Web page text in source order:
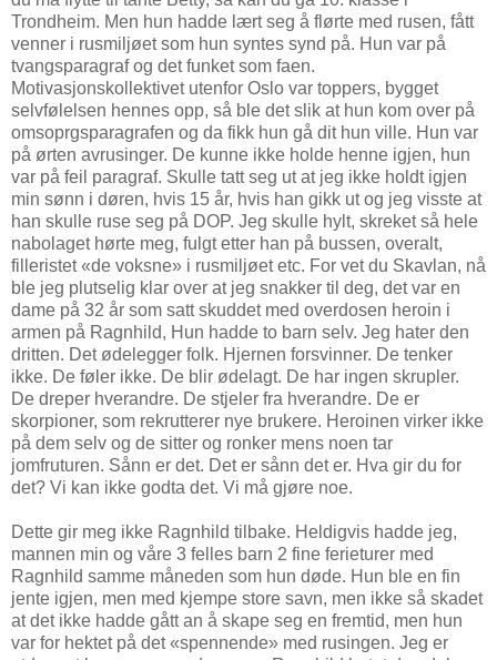
Trondheim. Men hun hadde lært seg å flørte med rusen, fått
venner i rusmiljøet som hun syntes synd på. Hun var på
tvangsparagraf og det funket som faen.
Motivasjonskollektivet utenfor Oslo var toppers, bygget
selvfølelsen hennes opp, så ble det slik at hun kom over på
omsoprgsparagrafen og da fikk hun gå dit hun ville. Hun var
på ørten avrusinger. De kunne ikke holde henne igjen, hun
var på feil paragraf. Skulle tatt seg ut at jeg ikke holdt igjen
min sønn i døren, hvis 15 år, hvis han gikk ut og jeg visste at
han skulle ruse seg på DOP. Jeg skulle hylt, skreket så hele
nabolaget hørte meg, fulgt etter han på bussen, overalt,
filleristet «de voksne» i rusmiljøet etc. For vet du Skavlan, nå
ble jeg plutselig klar over at jeg snakker til deg, det var en
dame på 32 år som satt skuddet med overdosen heroin i
armen på Ragnhild, Hun hadde to barn selv. Jeg hater den
dritten. Det ødelegger folk. Hjernen forsvinner. De tenker
ikke. De føler ikke. De blir ødelagt. De har ingen skrupler.
De dreper hverandre. De stjeler fra hverandre. De er
skorpioner, som rekrutterer nye brukere. Heroinen virker ikke
på dem selv og de sitter og ronker mens noen tar
jomfruturen. Sånn er det. Det er sånn det er. Hva gir du for
det? Vi kan ikke godta det. Vi må gjøre noe.
Dette gir meg ikke Ragnhild tilbake. Heldigvis hadde jeg,
mannen min og våre 3 felles barn 2 fine ferieturer med
Ragnhild samme måneden som hun døde. Hun ble en fin
jente igjen, men med kjempe store savn, men ikke så skadet
at det ikke hadde gått an å skape seg en fremtid, men hun
var for hektet på det «spennende» med rusingen. Jeg er